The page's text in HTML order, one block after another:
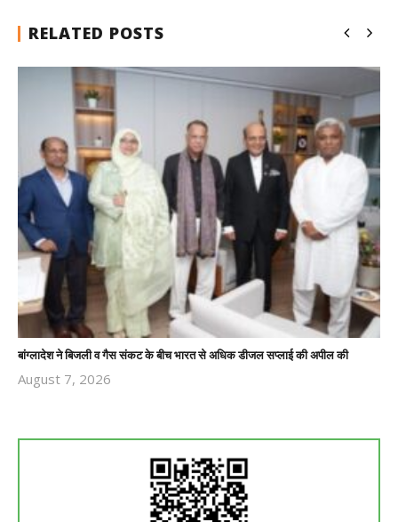
RELATED POSTS
बांग्लादेश ने बिजली व गैस संकट के बीच भारत से अधिक डीजल सप्लाई की अपील की
August 7, 2026